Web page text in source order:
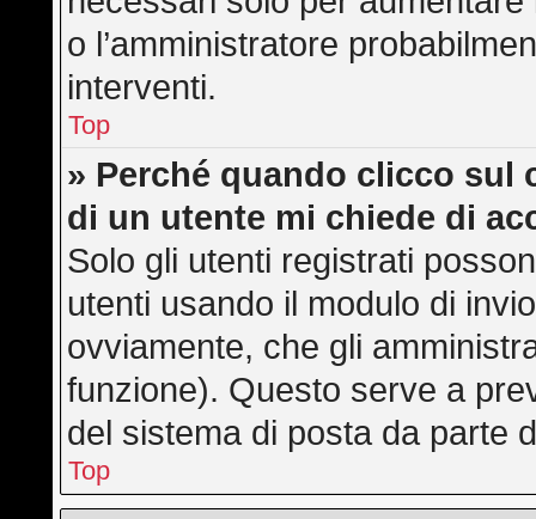
o l’amministratore
interventi.
Top
» Perché quando clicco sul
di un utente mi chiede di
Solo gli utenti registrati
utenti usando il modulo di
ovviamente, che gli
funzione). Questo serve a
del sistema di posta da parte
Top